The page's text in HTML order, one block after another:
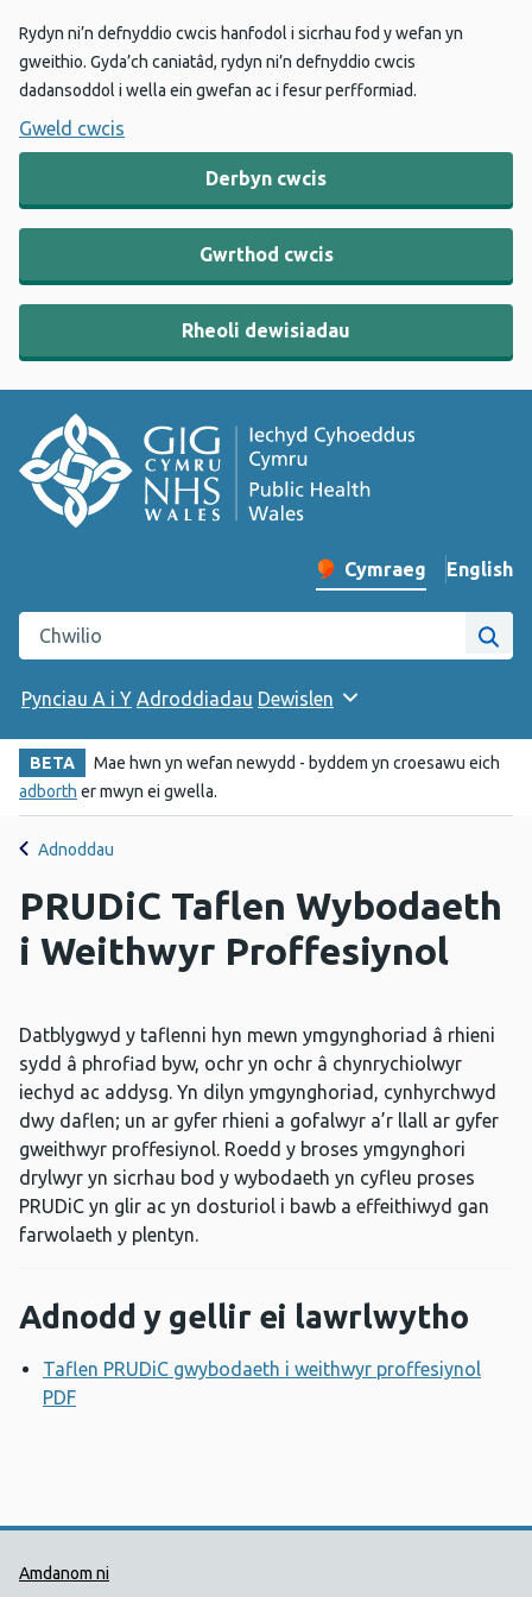
Rydyn ni’n defnyddio cwcis hanfodol i sicrhau fod y wefan yn
gweithio. Gyda’ch caniatâd, rydyn ni’n defnyddio cwcis
dadansoddol i wella ein gwefan ac i fesur perfformiad.
Gweld cwcis
Derbyn cwcis
Gwrthod cwcis
Rheoli dewisiadau
Newid iaith y wefan
Cymraeg English
–
Chwilio gwefan Iechyd Cyhoeddus Cymru
Pynciau A i Y Adroddiadau Dewislen
BETA
Mae hwn yn wefan newydd - byddem yn croesawu eich
adborth er mwyn ei gwella.
Adnoddau
PRUDiC Taflen Wybodaeth
i Weithwyr Proffesiynol
Datblygwyd y taflenni hyn mewn ymgynghoriad â rhieni
sydd â phrofiad byw, ochr yn ochr â chynrychiolwyr
iechyd ac addysg. Yn dilyn ymgynghoriad, cynhyrchwyd
dwy daflen; un ar gyfer rhieni a gofalwyr a’r llall ar gyfer
gweithwyr proffesiynol. Roedd y broses ymgynghori
drylwyr yn sicrhau bod y wybodaeth yn cyfleu proses
PRUDiC yn glir ac yn dosturiol i bawb a effeithiwyd gan
farwolaeth y plentyn.
Adnodd y gellir ei lawrlwytho
Taflen PRUDiC gwybodaeth i weithwyr proffesiynol
PDF
Dolenni Cymorth Iechyd
Amdanom ni